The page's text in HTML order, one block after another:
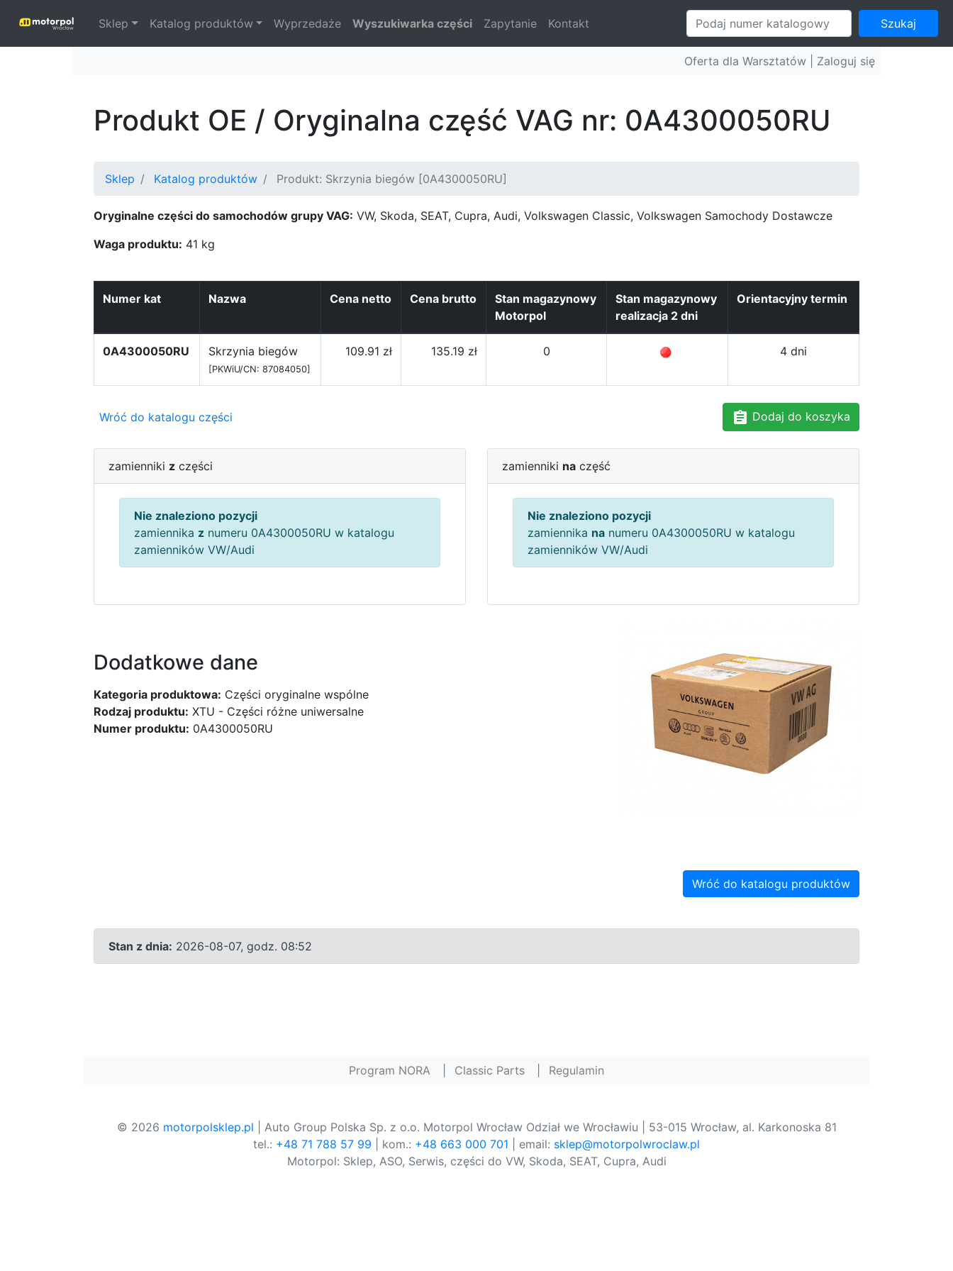
Sklep Katalog produktów Wyprzedaże Wyszukiwarka części Zapytanie Kontakt Szukaj
Oferta dla Warsztatów | Zaloguj się
Produkt OE / Oryginalna część VAG nr: 0A4300050RU
Sklep Katalog produktów Produkt: Skrzynia biegów [0A4300050RU]
Oryginalne części do samochodów grupy VAG: VW, Skoda, SEAT, Cupra, Audi, Volkswagen Classic, Volkswagen Samochody Dostawcze
Waga produktu: 41 kg
Numer kat Nazwa Cena netto Cena brutto
Stan magazynowy
Motorpol
Stan magazynowy
realizacja 2 dni
Orientacyjny termin
0A4300050RU Skrzynia biegów
[PKWiU/CN: 87084050]
109.91 zł 135.19 zł 0 4 dni
Wróć do katalogu części Dodaj do koszyka
zamienniki z części
Nie znaleziono pozycji
zamiennika z numeru 0A4300050RU w katalogu
zamienników VW/Audi
zamienniki na część
Nie znaleziono pozycji
zamiennika na numeru 0A4300050RU w katalogu
zamienników VW/Audi
Dodatkowe dane
Kategoria produktowa: Części oryginalne wspólne
Rodzaj produktu: XTU - Części różne uniwersalne
Numer produktu: 0A4300050RU
Wróć do katalogu produktów
Stan z dnia: 2026-08-07, godz. 08:52
Program NORA Classic Parts Regulamin
© 2026 motorpolsklep.pl | Auto Group Polska Sp. z o.o. Motorpol Wrocław Odział we Wrocławiu | 53-015 Wrocław, al. Karkonoska 81
tel.: +48 71 788 57 99 | kom.: +48 663 000 701 | email: sklep@motorpolwroclaw.pl
Motorpol: Sklep, ASO, Serwis, części do VW, Skoda, SEAT, Cupra, Audi